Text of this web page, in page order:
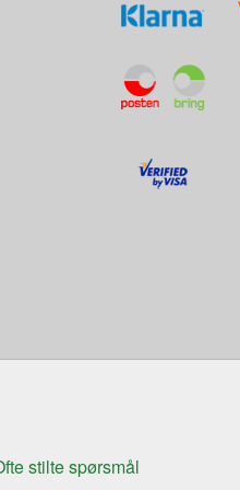
stilte spørsmål